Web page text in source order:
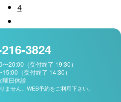
4
3824
20:00（受付終了 19:30）
（受付終了 14:30）
曜日休診
ません。WEB予約をご利用下さい。